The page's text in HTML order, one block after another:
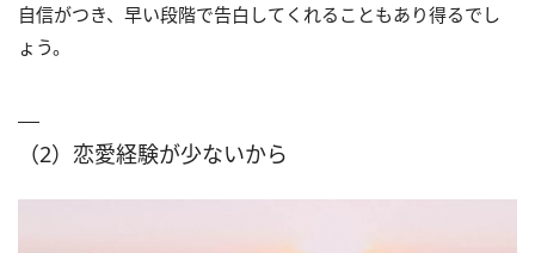
自信がつき、早い段階で告白してくれることもあり得るでし
ょう。
（2）恋愛経験が少ないから